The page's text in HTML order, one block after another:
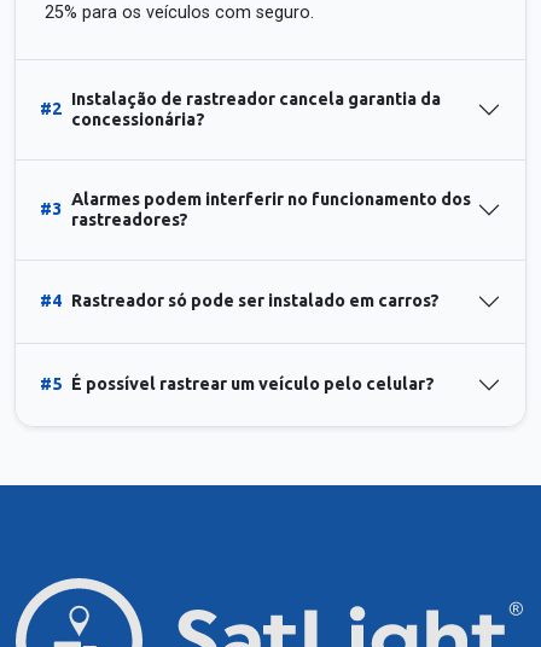
25% para os veículos com seguro.
#2
Instalação de rastreador cancela garantia da
concessionária?
#3
Alarmes podem interferir no funcionamento dos
rastreadores?
#4 Rastreador só pode ser instalado em carros?
#5 É possível rastrear um veículo pelo celular?